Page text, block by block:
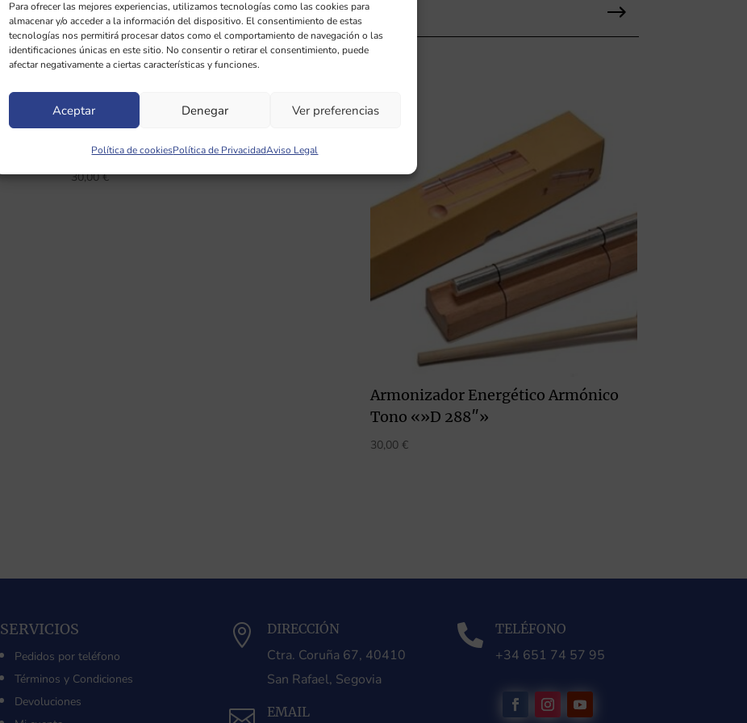
Para ofrecer las mejores experiencias, utilizamos tecnologías como las cookies para
almacenar y/o acceder a la información del dispositivo. El consentimiento de estas
tecnologías nos permitirá procesar datos como el comportamiento de navegación o las
identificaciones únicas en este sitio. No consentir o retirar el consentimiento, puede
afectar negativamente a ciertas características y funciones.
Aceptar Denegar Ver preferencias
Política de cookiesPolítica de PrivacidadAviso Legal
Armonizador Energético de Júpiter
30,00€
Armonizador Energético Armónico
Tono «»D 288″»
30,00 €
SERVICIOS
Pedidos por teléfono
Términos y Condiciones
Devoluciones
 DIRECCIÓN
Ctra. Coruña 67, 40410
San Rafael, Segovia
EMAIL
 TELÉFONO
+34 651 74 57 95